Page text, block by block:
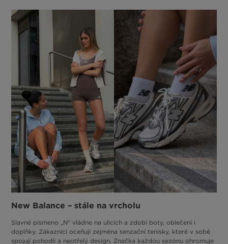
New Balance – stále na vrcholu
Slavné písmeno „N“ vládne na ulicích a zdobí boty, oblečení i
doplňky. Zákazníci oceňují zejména senzační tenisky, které v sobě
spojují pohodlí a neotřelý design. Značka každou sezónu ohromuje